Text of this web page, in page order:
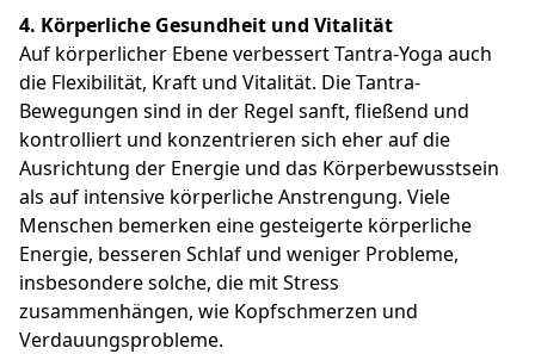
4. Körperliche Gesundheit und Vitalität
Auf körperlicher Ebene verbessert Tantra-Yoga auch
die Flexibilität, Kraft und Vitalität. Die Tantra-
Bewegungen sind in der Regel sanft, fließend und
kontrolliert und konzentrieren sich eher auf die
Ausrichtung der Energie und das Körperbewusstsein
als auf intensive körperliche Anstrengung. Viele
Menschen bemerken eine gesteigerte körperliche
Energie, besseren Schlaf und weniger Probleme,
insbesondere solche, die mit Stress
zusammenhängen, wie Kopfschmerzen und
Verdauungsprobleme.